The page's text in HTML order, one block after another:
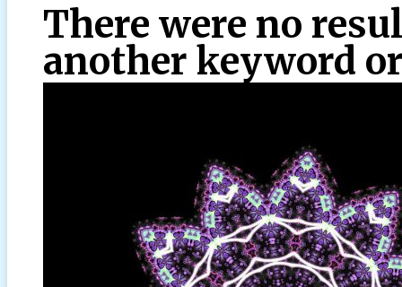
There were no
another keyword